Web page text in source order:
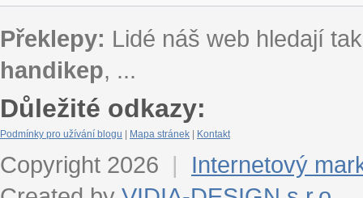
Překlepy: Lidé náš web hledají
handikep, ...
Důležité odkazy:
Podmínky pro užívání blogu Mapa stránek Kontakt
Copyright 2026 |
Internetový